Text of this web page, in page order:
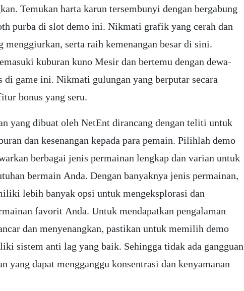
Temukan harta karun tersembunyi dengan bergabung
purba di slot demo ini. Nikmati grafik yang cerah dan
menggiurkan, serta raih kemenangan besar di sini.
kuburan kuno Mesir dan bertemu dengan dewa-
di game ini. Nikmati gulungan yang berputar secara
bonus yang seru.
yang dibuat oleh NetEnt dirancang dengan teliti untuk
dan kesenangan kepada para pemain. Pilihlah demo
berbagai jenis permainan lengkap dan varian untuk
bermain Anda. Dengan banyaknya jenis permainan,
lebih banyak opsi untuk mengeksplorasi dan
favorit Anda. Untuk mendapatkan pengalaman
dan menyenangkan, pastikan untuk memilih demo
sistem anti lag yang baik. Sehingga tidak ada gangguan
yang dapat mengganggu konsentrasi dan kenyamanan